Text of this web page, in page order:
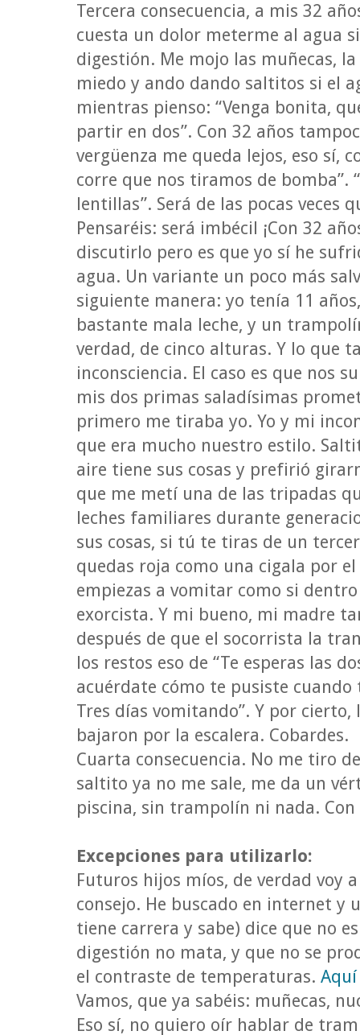
Tercera consecuencia, a mis 32
cuesta un dolor meterme al agua
digestión. Me mojo las muñecas,
miedo y ando dando saltitos si el
mientras pienso: “Venga bonita,
partir en dos”. Con 32 años
vergüenza me queda lejos, eso sí,
corre que nos tiramos de bomba”.
lentillas”. Será de las pocas veces
Pensaréis: será imbécil ¡Con 32
discutirlo pero es que yo sí he
agua. Un variante un poco más
siguiente manera: yo tenía 11
bastante mala leche, y un
verdad, de cinco alturas. Y lo que
inconsciencia. El caso es que nos
mis dos primas saladísimas
primero me tiraba yo. Yo y mi
que era mucho nuestro estilo.
aire tiene sus cosas y prefirió
que me metí una de las tripadas
leches familiares durante
sus cosas, si tú te tiras de un
quedas roja como una cigala por
empiezas a vomitar como si
exorcista. Y mi bueno, mi madre
después de que el socorrista la
los restos eso de “Te esperas las
acuérdate cómo te pusiste
Tres días vomitando”. Y por
bajaron por la escalera. Cobardes.
Cuarta consecuencia. No me tiro
saltito ya no me sale, me da un
piscina, sin trampolín ni nada.
Excepciones para utilizarlo:
Futuros hijos míos, de verdad voy
consejo. He buscado en internet y
tiene carrera y sabe) dice que no
digestión no mata, y que no se
el contraste de temperaturas.
Vamos, que ya sabéis: muñecas,
Eso sí, no quiero oír hablar de